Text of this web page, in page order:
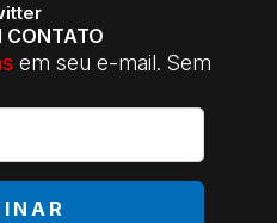
CONTATO
em seu e-mail. Sem